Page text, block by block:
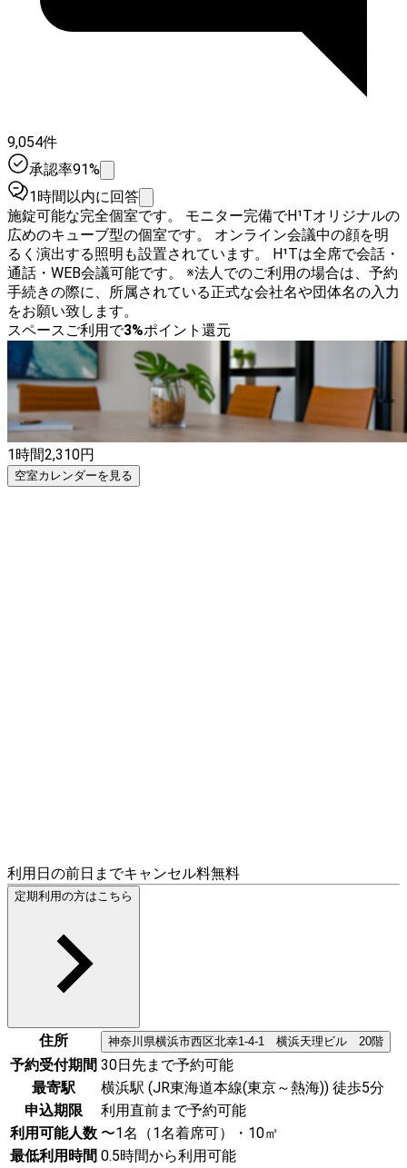
9,054件
承認率91%
1時間以内に回答
施錠可能な完全個室です。 モニター完備でH¹Tオリジナルの
広めのキューブ型の個室です。 オンライン会議中の顔を明
るく演出する照明も設置されています。 H¹Tは全席で会話・
通話・WEB会議可能です。 ※法人でのご利用の場合は、予約
手続きの際に、所属されている正式な会社名や団体名の入力
をお願い致します。
スペースご利用で3%ポイント還元
1時間2,310円
空室カレンダーを見る
利用日の前日までキャンセル料無料
定期利用の方はこちら
住所 神奈川県横浜市西区北幸1-4-1 横浜天理ビル 20階
予約受付期間 30日先まで予約可能
最寄駅
横浜駅 (JR東海道本線(東京～熱海)) 徒歩5分
申込期限
利用直前まで予約可能
利用可能人数 〜1名（1名着席可）・10㎡
最低利用時間 0.5時間から利用可能